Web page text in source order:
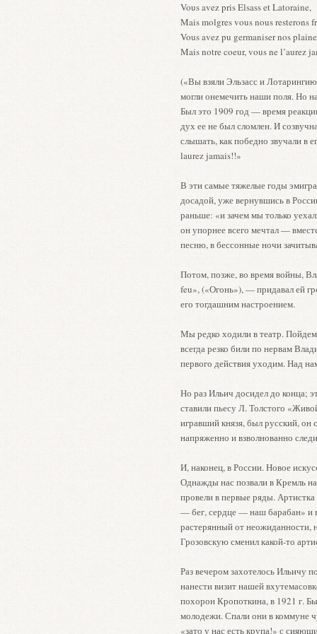
Vous avez pris Elsass et Latoraine,
Mais molgres vous nous resterons
Vous avez pu germaniser nos
Mais notre coeur, vous ne l’aurez
(«Вы взяли Эльзасс и
могли онемечить наши поля. Но
Был это 1909 год — время
дух ее не был сломлен. И
слышать, как победно звучали в
laurez jamais!!»
В эти самые тяжелые годы
досадой, уже вернувшись в
раньше: «и зачем мы только
он упорнее всего мечтал —
песню, в бессонные ночи
Потом, позже, во время войны,
feu», («Огонь»), — придавал ей
его тогдашним настроением.
Мы редко ходили в театр.
всегда резко били по нервам
первого действия уходим. Над
Но раз Ильич досидел до конца;
ставили пьесу Л. Толстого
игравший князя, был русский, он
напряженно и взволнованно
И, наконец, в России. Новое
Однажды нас позвали в Кремль
провели в первые ряды.
— бег, сердце — наш барабан» и
растерянный от неожиданности,
Грозовскую сменил какой-то
Раз вечером захотелось Ильичу
нанести визит нашей
похорон Кропоткина, в 1921 г.
молодежи. Спали они в коммуне
«зато у нас есть крупа!» с